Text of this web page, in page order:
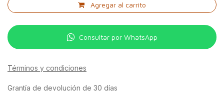
Agregar al carrito
Consultar por WhatsApp
Términos y condiciones
Grantía de devolución de 30 días